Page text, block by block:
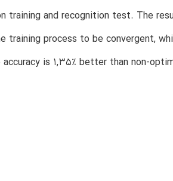
training and recognition test. The
training process to be convergent,
is 1,35% better than non-